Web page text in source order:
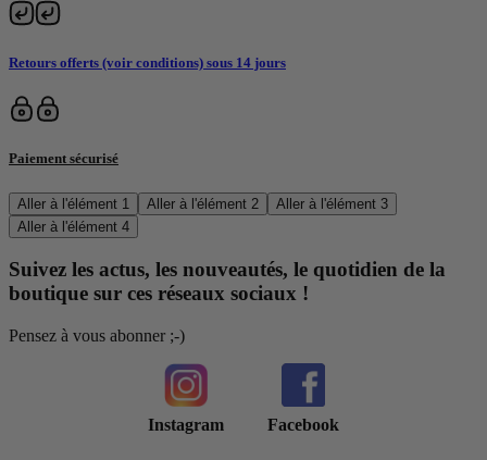
Retours offerts (voir conditions) sous 14 jours
Paiement sécurisé
Aller à l'élément 1 Aller à l'élément 2
Aller à l'élément 3
Aller à l'élément 4
Suivez les actus, les nouveautés, le quotidien de la
boutique sur ces réseaux sociaux !
Pensez à vous abonner ;-)
Instagram Facebook